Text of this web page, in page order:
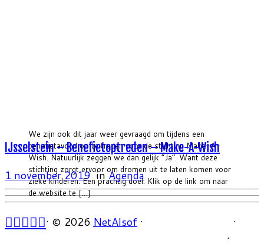
We zijn ook dit jaar weer gevraagd om tijdens een
benefietavond op te treden voor de stichting Make-A-
Wish. Natuurlijk zeggen we dan gelijk “Ja”. Want deze
stichting zorgt ervoor om dromen uit te laten komen voor
zieke kinderen. Een prachtig doel. Klik op de link om naar
de website te […]
IJsselstein – Benefietoptreden – Make-A-Wish
1 november 2019inAgenda
· © 2026 NetAlsof ·
·
·